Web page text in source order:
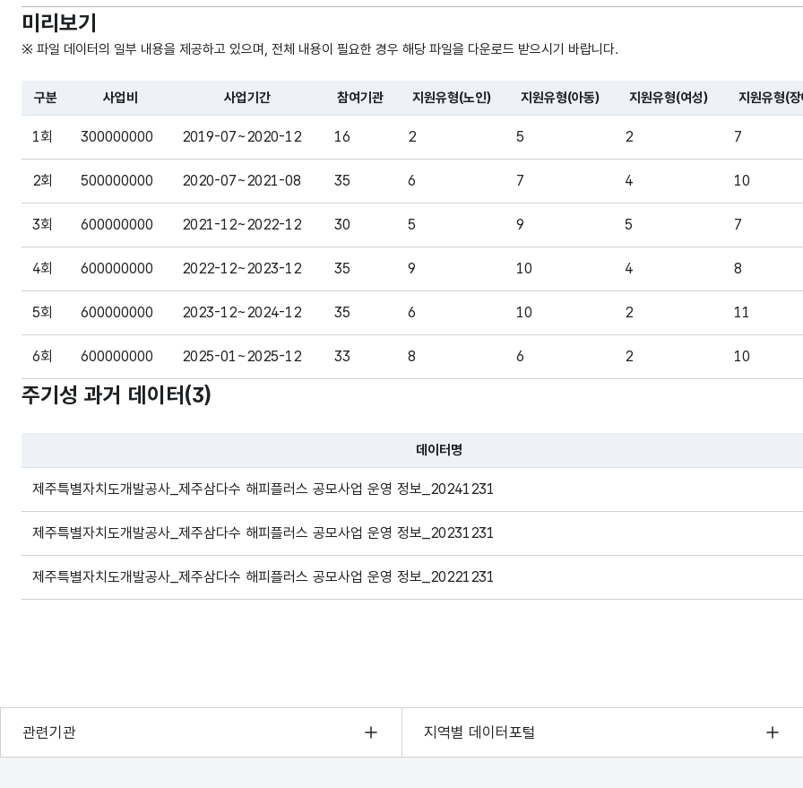
지원유형
중 노인 지원 건수입니
지원유형
제주특별자치도개발공사
운영하는 제주삼다수
Happy+ 공모사업 지원유
중 아동 지원 건수입니
지원유형
제주특별자치도개발공
운영하는 제주삼다수
중 여성 지원 건수입니다.
제주특별자치도개발공사
수혜자
미리보기
※ 파일 데이터의 일부 내용을 제공하고 있으며, 전체 내용이 필요한 경우 해당 파일을 다운로드 받으시기 바랍니다.
파일 데이터의 일부 내용의 표로 센터명, 프로그램명, 강습요일, 시간, 장소로 구성되어있습니다.
구분 사업비 사업기간 참여기관 지원유형(노인) 지원유형(아동) 지원유형(여성) 지원유형(
1회 300000000 2019-07~2020-12 16 2 5 2 7
2회 500000000 2020-07~2021-08 35 6 7 4 10
3회 600000000 2021-12~2022-12 30 5 9 5 7
4회 600000000 2022-12~2023-12 35 9 10 4 8
5회 600000000 2023-12~2024-12 35 6 10 2 11
6회 600000000 2025-01~2025-12 33 8 6 2 10
주기성 과거 데이터(3)
파일 데이터의 과거 데이터표로 데이터명, 등록일로 구성되어있습니다.
데이터명
제주특별자치도개발공사_제주삼다수 해피플러스 공모사업 운영 정보_20241231
제주특별자치도개발공사_제주삼다수 해피플러스 공모사업 운영 정보_20231231
제주특별자치도개발공사_제주삼다수 해피플러스 공모사업 운영 정보_20221231
관련기관
행정안전부
한국지능정보사회진흥원
지역별 데이터포털
서울 열린데이터광장
경기데이터드림